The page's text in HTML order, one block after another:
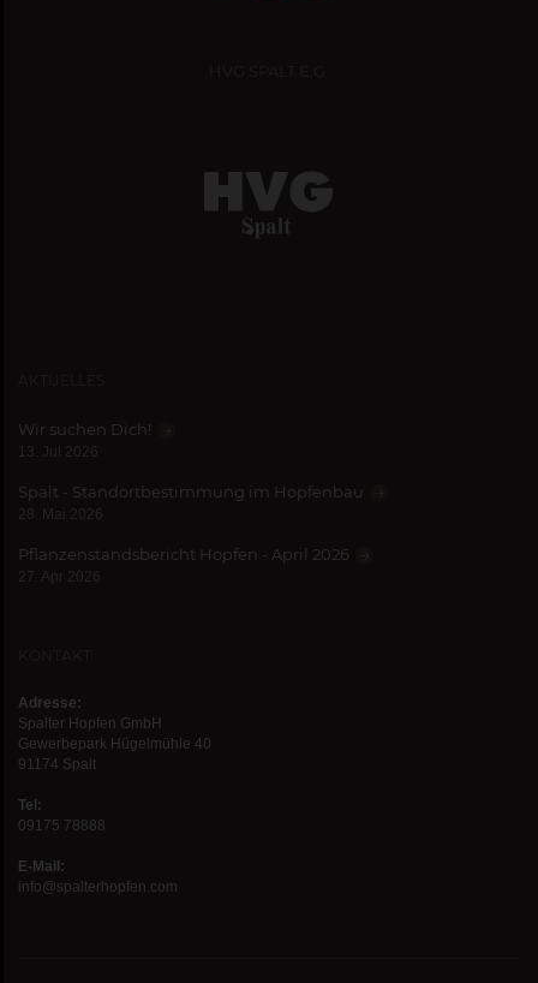
Wir suchen Dich!
13. Jul 2026
Spalt - Standortbestimmung im Hopfenbau
28. Mai 2026
Pflanzenstandsbericht Hopfen - April 2026
27. Apr 2026
Adresse:
Spalter Hopfen GmbH
Gewerbepark Hügelmühle 40
91174 Spalt
Tel:
09175 78888
E-Mail:
info@spalterhopfen.com